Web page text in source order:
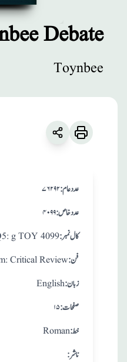
Debate
Toynbee
۷۶۲۹۲:عدد عام
۴۰۹۹:عدد خاص
g TOY 4099:کال نمبر
Critical Review :فن
English:زبان
۱۵:صفحات
Roman:خط
:ناشر